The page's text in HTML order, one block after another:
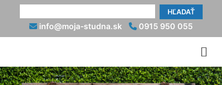
HĽADAŤ
info@moja-studna.sk 0915 950 055